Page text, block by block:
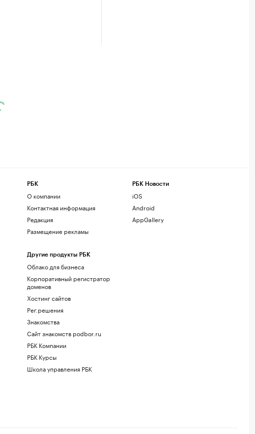
РБК
О компании
Контактная информация
Редакция
Размещение рекламы
Другие продукты РБК
Облако для бизнеса
Корпоративный регистратор
доменов
Хостинг сайтов
Рег.решения
Знакомства
Сайт знакомств podbor.ru
РБК Компании
РБК Курсы
Школа управления РБК
РБК Новости
iOS
Android
AppGallery